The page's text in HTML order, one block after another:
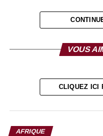
VOUS
CLIQUEZ ICI
AFRIQUE